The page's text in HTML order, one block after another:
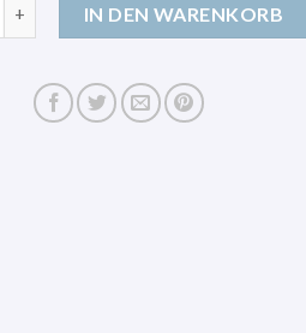
IN DEN WARENKORB